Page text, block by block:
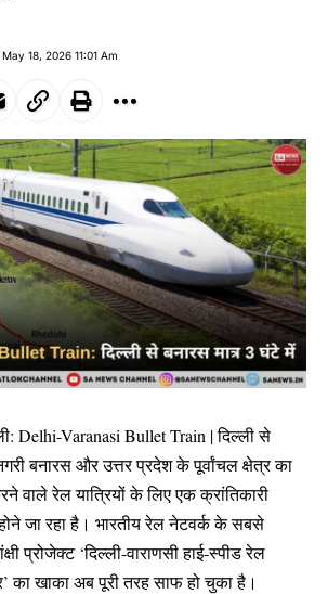
18, 2026 11:01 Am
Delhi-Varanasi Bullet Train | दिल्ली से
बनारस और उत्तर प्रदेश के पूर्वांचल क्षेत्र का
वाले रेल यात्रियों के लिए एक क्रांतिकारी
जा रहा है। भारतीय रेल नेटवर्क के सबसे
प्रोजेक्ट ‘दिल्ली-वाराणसी हाई-स्पीड रेल
का खाका अब पूरी तरह साफ हो चुका है।